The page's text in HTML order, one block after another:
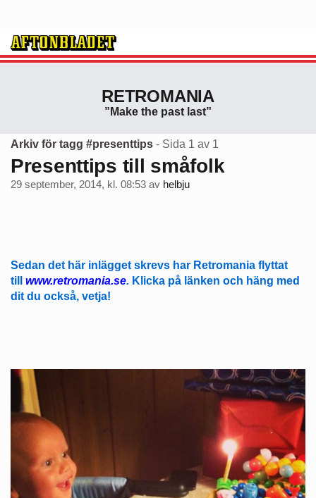
RETROMANIA
”Make the past last”
Arkiv för tagg #presenttips - Sida 1 av 1
Presenttips till småfolk
29 september, 2014, kl. 08:53 av helbju
Sedan det här inlägget skrevs har Retromania flyttat
till
www.retromania.se. Klicka på länken och häng med
dit du också, vetja!